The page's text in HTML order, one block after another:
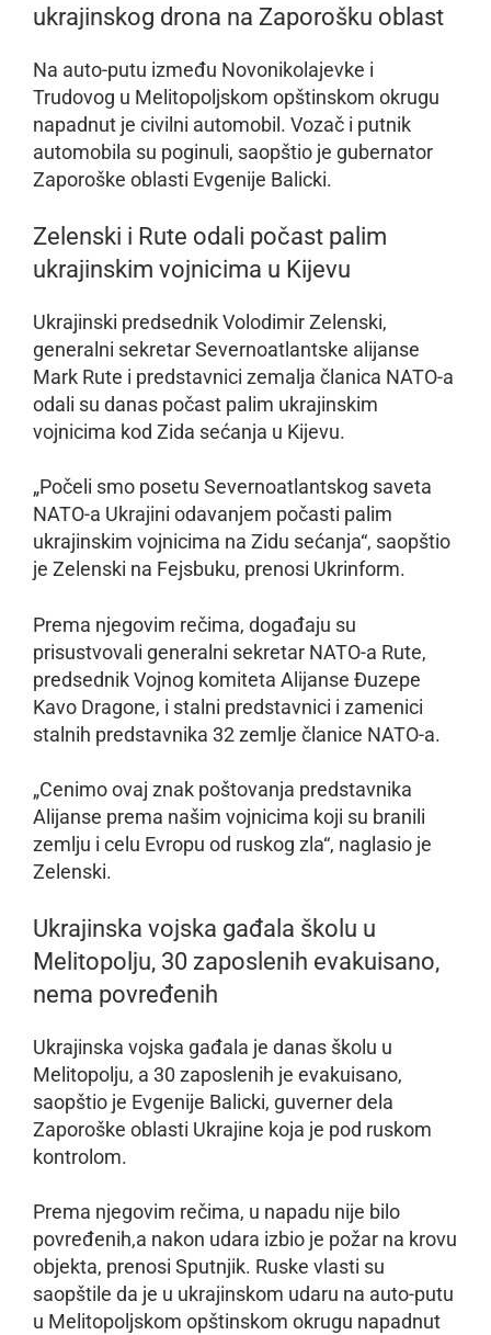
ukrajinskog drona na Zaporošku oblast
Na auto-putu između Novonikolajevke i
Trudovog u Melitopoljskom opštinskom okrugu
napadnut je civilni automobil. Vozač i putnik
automobila su poginuli, saopštio je gubernator
Zaporoške oblasti Evgenije Balicki.
Zelenski i Rute odali počast palim
ukrajinskim vojnicima u Kijevu
Ukrajinski predsednik Volodimir Zelenski,
generalni sekretar Severnoatlantske alijanse
Mark Rute i predstavnici zemalja članica NATO-a
odali su danas počast palim ukrajinskim
vojnicima kod Zida sećanja u Kijevu.
„Počeli smo posetu Severnoatlantskog saveta
NATO-a Ukrajini odavanjem počasti palim
ukrajinskim vojnicima na Zidu sećanja“, saopštio
je Zelenski na Fejsbuku, prenosi Ukrinform.
Prema njegovim rečima, događaju su
prisustvovali generalni sekretar NATO-a Rute,
predsednik Vojnog komiteta Alijanse Đuzepe
Kavo Dragone, i stalni predstavnici i zamenici
stalnih predstavnika 32 zemlje članice NATO-a.
„Cenimo ovaj znak poštovanja predstavnika
Alijanse prema našim vojnicima koji su branili
zemlju i celu Evropu od ruskog zla“, naglasio je
Zelenski.
Ukrajinska vojska gađala školu u
Melitopolju, 30 zaposlenih evakuisano,
nema povređenih
Ukrajinska vojska gađala je danas školu u
Melitopolju, a 30 zaposlenih je evakuisano,
saopštio je Evgenije Balicki, guverner dela
Zaporoške oblasti Ukrajine koja je pod ruskom
kontrolom.
Prema njegovim rečima, u napadu nije bilo
povređenih,a nakon udara izbio je požar na krovu
objekta, prenosi Sputnjik. Ruske vlasti su
saopštile da je u ukrajinskom udaru na auto-putu
u Melitopoljskom opštinskom okrugu napadnut